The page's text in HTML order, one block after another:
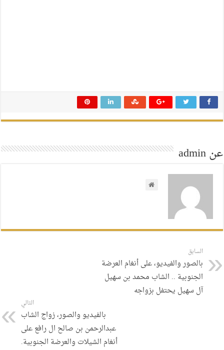
عن admin
السابق
بالصور والفيديو، على أنغام العرضة
الجنوبية .. الشاب محمد بن سهيل
آل سهيل يحتفل بزواجه
التالي
بالفيديو والصور، زواج الشاب
عبدالرحمن بن صالح ال رافع على
أنغام الشيلات والعرضة الجنوبية.